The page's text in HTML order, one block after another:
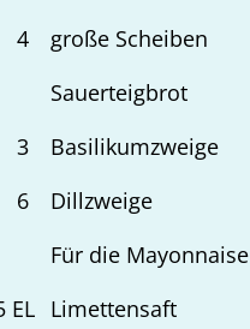
4
große Scheiben
Sauerteigbrot
3
Basilikumzweige
6
Dillzweige
Für die Mayonnaise
EL Limettensaft